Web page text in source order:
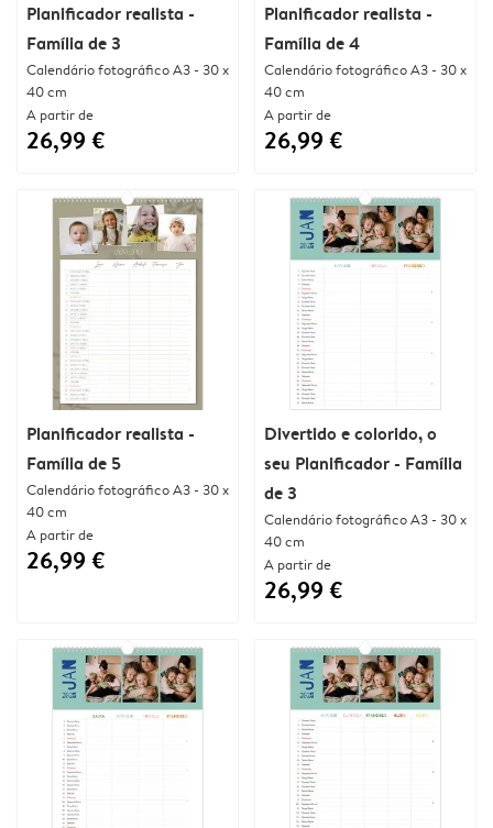
Planificador realista -
Família de 3
Calendário fotográfico A3 - 30 x
40 cm
A partir de
26,99 €
Planificador realista -
Família de 4
Calendário fotográfico A3 - 30 x
40 cm
A partir de
26,99 €
Planificador realista -
Família de 5
Calendário fotográfico A3 - 30 x
40 cm
A partir de
26,99 €
Divertido e colorido, o
seu Planificador - Família
de 3
Calendário fotográfico A3 - 30 x
40 cm
A partir de
26,99 €